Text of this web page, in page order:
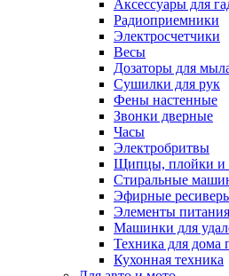
Аксессуары для
Радиоприемники
Электросчетчики
Весы
Дозаторы для
Сушилки для рук
Фены настенные
Звонки дверные
Часы
Электробритвы
Щипцы, плойки и
Стиральные
Эфирные
Элементы питания
Машинки для
Техника для дома
Кухонная техника